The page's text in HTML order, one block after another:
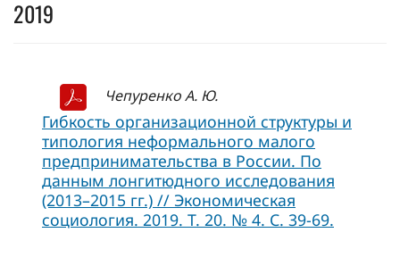
2019
Чепуренко А. Ю.
Гибкость организационной структуры и
типология неформального малого
предпринимательства в России. По
данным лонгитюдного исследования
(2013–2015 гг.) // Экономическая
социология. 2019. Т. 20. № 4. С. 39-69.